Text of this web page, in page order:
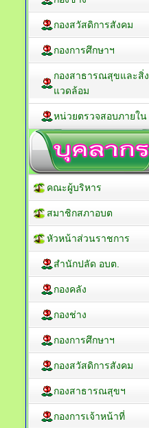
กองสวัสดิการสังคม
กองการศึกษาฯ
กองสาธารณสุขและสิ่ง
แวดล้อม
หน่วยตรวจสอบภายใน
คณะผู้บริหาร
สมาชิกสภาอบต
หัวหน้าส่วนราชการ
สำนักปลัด อบต.
กองคลัง
กองช่าง
กองการศึกษาฯ
กองสวัสดิการสังคม
กองสาธารณสุขฯ
กองการเจ้าหน้าที่